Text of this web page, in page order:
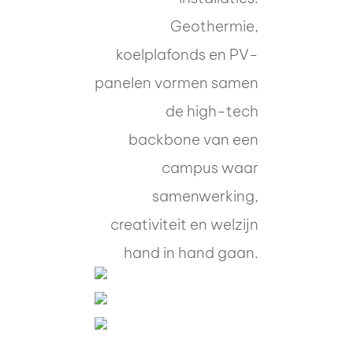
Geothermie,
koelplafonds en PV-
panelen vormen samen
de high-tech
backbone van een
campus waar
samenwerking,
creativiteit en welzijn
hand in hand gaan.